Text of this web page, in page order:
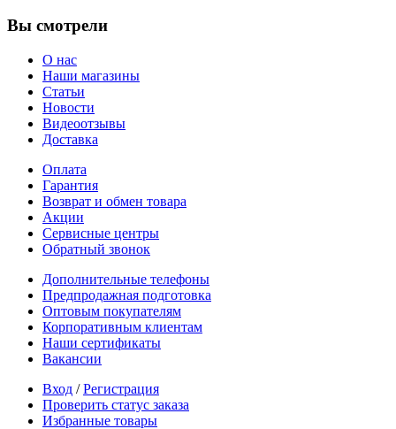
Вы смотрели
О нас
Наши магазины
Статьи
Новости
Видеоотзывы
Доставка
Оплата
Гарантия
Возврат и обмен товара
Акции
Сервисные центры
Обратный звонок
Дополнительные телефоны
Предпродажная подготовка
Оптовым покупателям
Корпоративным клиентам
Наши сертификаты
Вакансии
Вход /Регистрация
Проверить статус заказа
Избранные товары